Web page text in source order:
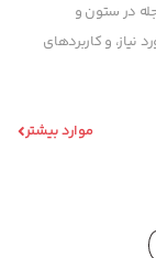
در ستون و
نیاز، و کاربردهای
موارد بیشتر